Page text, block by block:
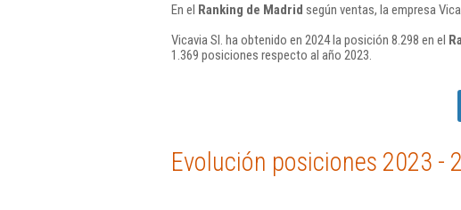
En el Ranking de Madrid según ventas, la empresa
Vicavia Sl. ha obtenido en 2024 la posición 8.298 en el
1.369 posiciones respecto al año 2023.
Evolución posiciones 2023 -